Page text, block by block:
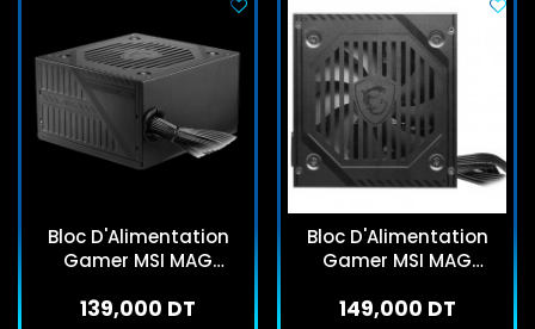
Bloc D'Alimentation
Gamer MSI MAG
Noir
139,000 DT
Bloc D'Alimentation
Gamer MSI MAG
Noir
149,000 DT